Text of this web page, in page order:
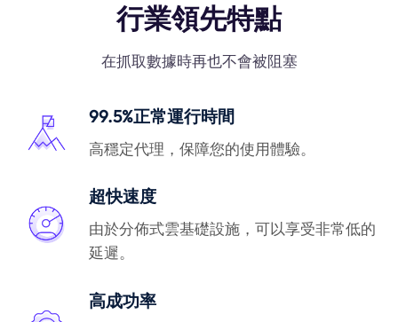
行業領先特點
在抓取數據時再也不會被阻塞
99.5%正常運行時間
高穩定代理，保障您的使用體驗。
超快速度
由於分佈式雲基礎設施，可以享受非常低的
延遲。
高成功率